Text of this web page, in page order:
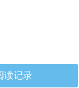
读记录